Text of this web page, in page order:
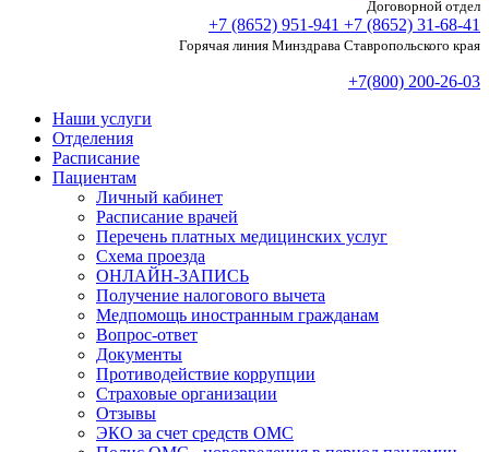
Договорной отдел
+7 (8652) 951-941 +7 (8652) 31-68-41
Горячая линия Минздрава Ставропольского края
+7(800) 200-26-03
Наши услуги
Отделения
Расписание
Пациентам
Личный кабинет
Расписание врачей
Перечень платных медицинских услуг
Схема проезда
ОНЛАЙН-ЗАПИСЬ
Получение налогового вычета
Медпомощь иностранным гражданам
Вопрос-ответ
Документы
Противодействие коррупции
Страховые организации
Отзывы
ЭКО за счет средств ОМС